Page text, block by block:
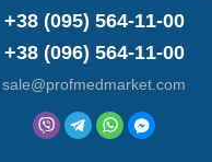
+38 (095) 564-11-00
+38 (096) 564-11-00
sale@profmedmarket.com